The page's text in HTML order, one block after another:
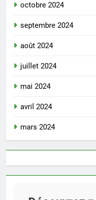
octobre 2024
septembre 2024
août 2024
juillet 2024
mai 2024
avril 2024
mars 2024